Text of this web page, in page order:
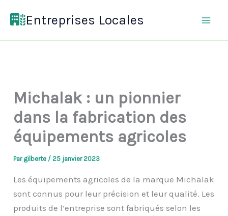
Entreprises Locales
Michalak : un pionnier
dans la fabrication des
équipements agricoles
Par gilberte /25 janvier 2023
Les équipements agricoles de la marque Michalak
sont connus pour leur précision et leur qualité. Les
produits de l’entreprise sont fabriqués selon les